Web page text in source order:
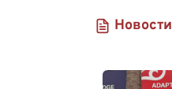
Новости